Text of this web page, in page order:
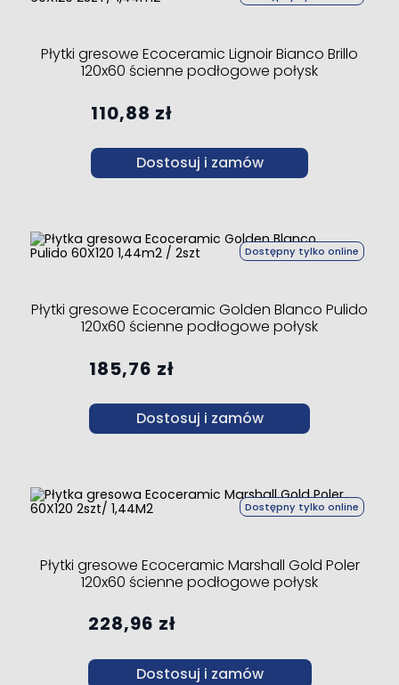
Płytki gresowe Ecoceramic Lignoir Bianco Brillo
120x60 ścienne podłogowe połysk
110,88 zł
Dostosuj i zamów
Dostępny tylko online
Płytki gresowe Ecoceramic Golden Blanco Pulido
120x60 ścienne podłogowe połysk
185,76 zł
Dostosuj i zamów
Dostępny tylko online
Płytki gresowe Ecoceramic Marshall Gold Poler
120x60 ścienne podłogowe połysk
228,96 zł
Dostosuj i zamów